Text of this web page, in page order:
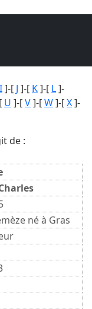
I]-[ J ]-[ K]-[ L]-
U ]-[V]-[W]-[X]-
de :
né à Gras